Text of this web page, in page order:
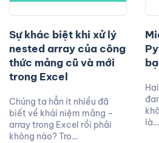
Sự khác biệt khi xử lý
nested array của công
thức mảng cũ và mới
trong Excel
Chúng ta hẳn ít nhiều đã
biết về khái niệm mảng –
array trong Excel rồi phải
không nào? Tro…
là…